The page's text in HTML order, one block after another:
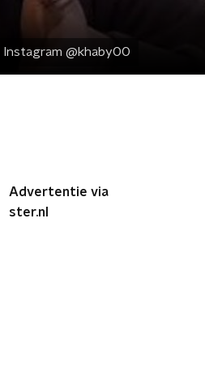
Instagram @khaby00
Advertentie via
ster.nl